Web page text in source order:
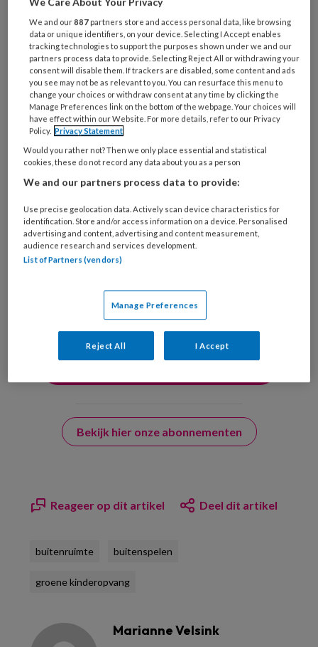
Bij
welke
organisatie
werk
je?
Untitled
Ontvang 2x per week de
KinderopvangTotaal nieuwsbrief
Ontvang iedere zondag het
Weekoverzicht
van KinderopvangTotaal en
Springer Media B.V.
?
uw profiel in overeenstemming met onsprivacy statement
Bekijk hier onze abonnementen
Reageer op dit artikel Deel dit artikel
buitenruimte buitenspelen
groene kinderopvang
Marianne Velsink
We and our887 partners store and access personal data, like browsing
data or unique identifiers, on your device. Selecting I Accept enables
tracking technologies to support the purposes shown under we and our
partners process data to provide. Selecting Reject All or withdrawing your
consent will disable them. If trackers are disabled, some content and ads
you see may not be as relevant to you. You can resurface this menu to
change your choices or withdraw consent at any time by clicking the
Manage Preferences link on the bottom of the webpage. Your choices will
have effect within our Website. For more details, refer to our Privacy
Policy. Privacy Statement
Would you rather not? Then we only place essential and statistical
cookies, these do not record any data about you as a person
We and our partners process data to provide:
Use precise geolocation data. Actively scan device characteristics for
identification. Store and/or access information on a device. Personalised
advertising and content, advertising and content measurement,
audience research and services development.
List of Partners (vendors)
Manage Preferences
Reject All I Accept